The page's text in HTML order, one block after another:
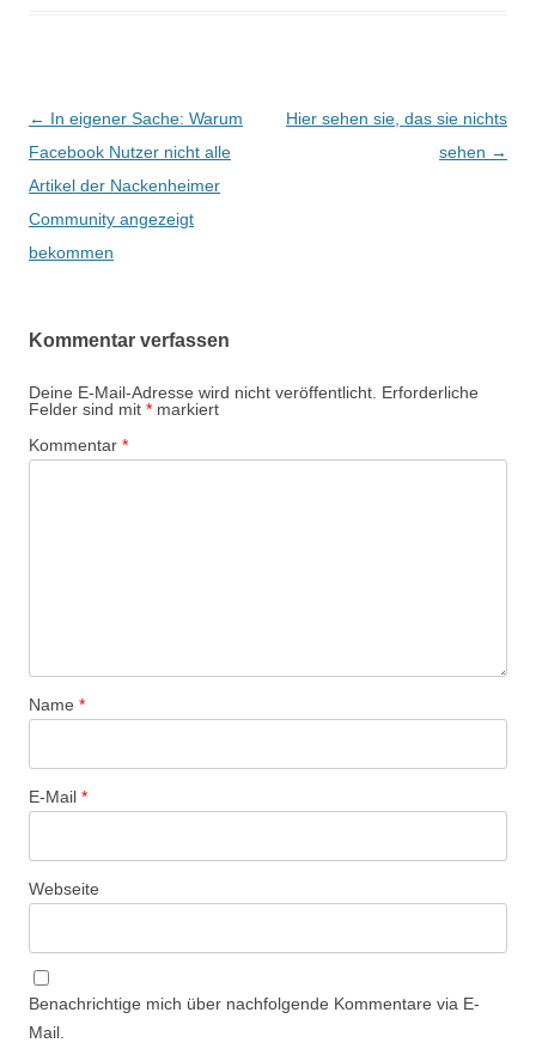
Beitrags-
Navigation
← In eigener Sache: Warum
Facebook Nutzer nicht alle
Artikel der Nackenheimer
Community angezeigt
bekommen
Hier sehen sie, das sie nichts
sehen →
Kommentar verfassen
Deine E-Mail-Adresse wird nicht veröffentlicht. Erforderliche
Felder sind mit * markiert
Kommentar *
Name *
E-Mail *
Webseite
Benachrichtige mich über nachfolgende Kommentare via E-
Mail.